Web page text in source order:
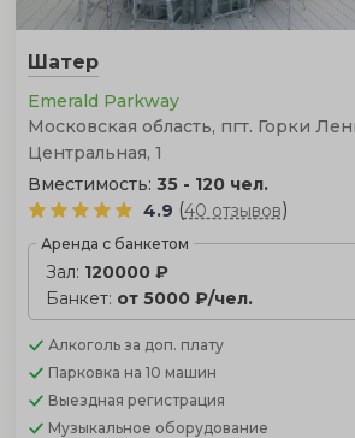
Шатер
Emerald Parkway
Московская область, пгт. Горки
Центральная, 1
Вместимость: 35 - 120 чел.
4.9 (40 отзывов)
Аренда с банкетом
Зал: 120000 ₽
Банкет: от 5000 ₽/чел.
Алкоголь за доп. плату
Парковка на 10 машин
Выездная регистрация
Музыкальное оборудование